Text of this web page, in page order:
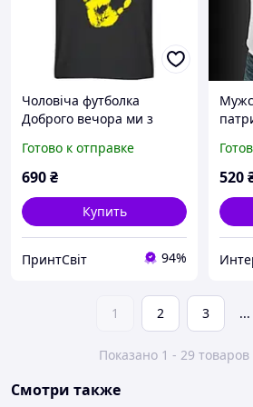
Чоловіча футболка
Доброго вечора ми з
українця чорний XS
Готово к отправке
690₴
Купить
ПринтСвіт 94%
520
1 2 3 ...
Показано 1 - 29 товаров
Смотри также